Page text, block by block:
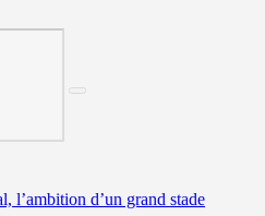
l’ambition d’un grand stade